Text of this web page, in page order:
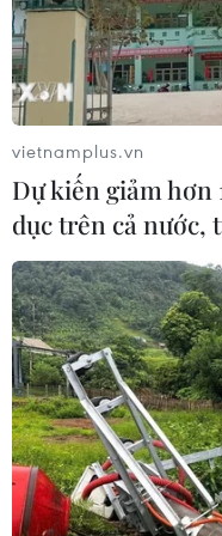
xử lý rác thải nhựa
Theo đề xuất trên,
xử lý rác thải nhựa
sang các doanh
vietnamplus.vn
Dự kiến giảm hơn
dục trên cả nước,